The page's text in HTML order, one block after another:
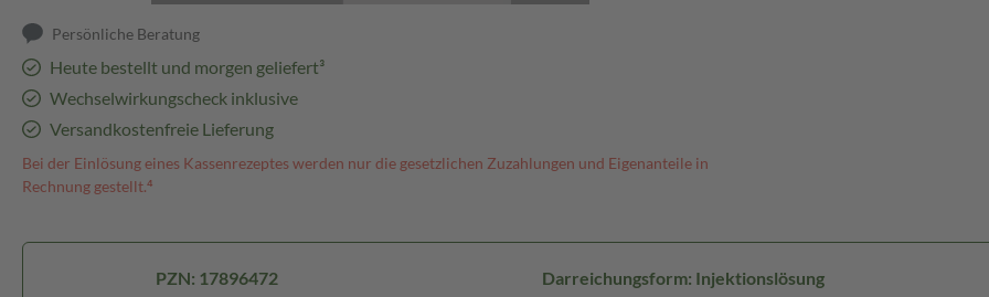
Persönliche Beratung
Heute bestellt und morgen geliefert³
Wechselwirkungscheck inklusive
Versandkostenfreie Lieferung
Bei der Einlösung eines Kassenrezeptes werden nur die gesetzlichen Zuzahlungen und Eigenanteile in
Rechnung gestellt.⁴
PZN: 17896472 Darreichungsform: Injektionslösung